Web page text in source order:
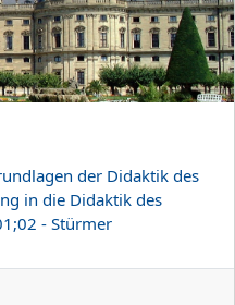
der Didaktik des
in die Didaktik des
- Stürmer